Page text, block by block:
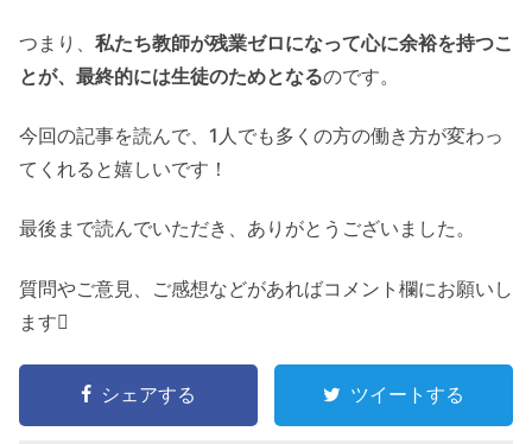
つまり、 私たち教師が残業ゼロになって心に余裕を持つこ
とが、最終的には生徒のためとなるのです。
今回の記事を読んで、1人でも多くの方の働き方が変わっ
てくれると嬉しいです！
最後まで読んでいただき、ありがとうございました。
質問やご意見、ご感想などがあればコメント欄にお願いし
ます
シェアする ツイートする